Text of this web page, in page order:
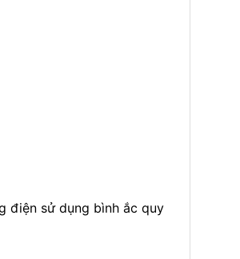
điện sử dụng bình ắc quy